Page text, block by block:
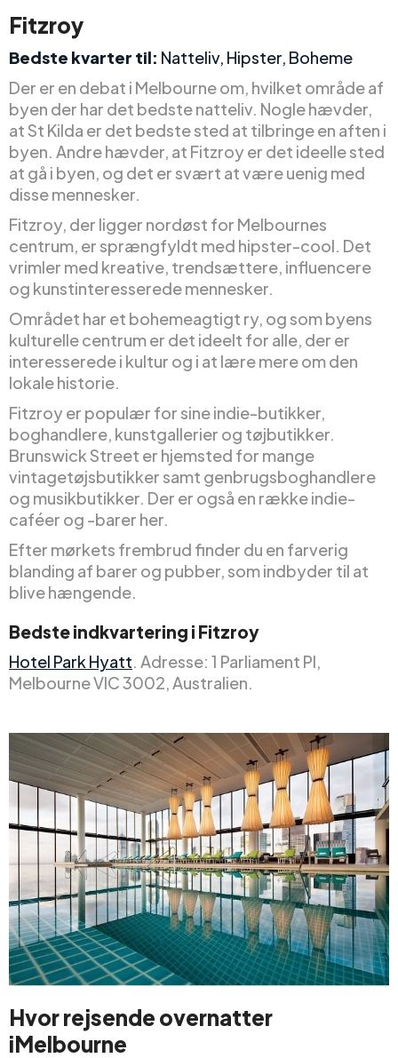
Fitzroy
Bedste kvarter til: Natteliv, Hipster, Boheme
Der er en debat i Melbourne om, hvilket område af
byen der har det bedste natteliv. Nogle hævder,
at St Kilda er det bedste sted at tilbringe en aften i
byen. Andre hævder, at Fitzroy er det ideelle sted
at gå i byen, og det er svært at være uenig med
disse mennesker.
Fitzroy, der ligger nordøst for Melbournes
centrum, er sprængfyldt med hipster-cool. Det
vrimler med kreative, trendsættere, influencere
og kunstinteresserede mennesker.
Området har et bohemeagtigt ry, og som byens
kulturelle centrum er det ideelt for alle, der er
interesserede i kultur og i at lære mere om den
lokale historie.
Fitzroy er populær for sine indie-butikker,
boghandlere, kunstgallerier og tøjbutikker.
Brunswick Street er hjemsted for mange
vintagetøjsbutikker samt genbrugsboghandlere
og musikbutikker. Der er også en række indie-
caféer og -barer her.
Efter mørkets frembrud finder du en farverig
blanding af barer og pubber, som indbyder til at
blive hængende.
Bedste indkvartering i Fitzroy
Hotel Park Hyatt. Adresse: 1 Parliament Pl,
Melbourne VIC 3002, Australien.
Hvor rejsende overnatter
iMelbourne